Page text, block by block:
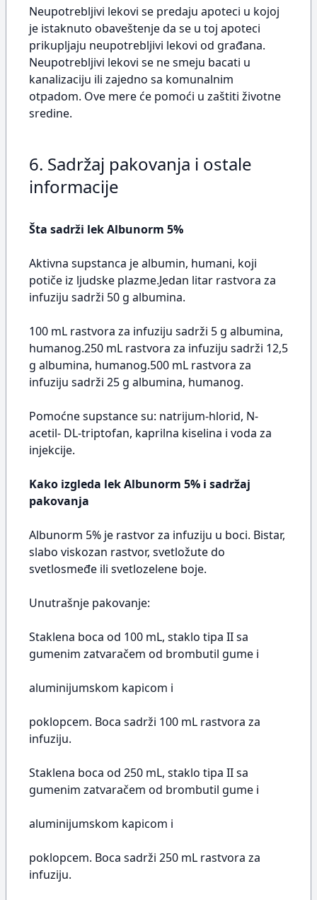
Neupotrebljivi lekovi se predaju apoteci u kojoj
je istaknuto obaveštenje da se u toj apoteci
prikupljaju neupotrebljivi lekovi od građana.
Neupotrebljivi lekovi se ne smeju bacati u
kanalizaciju ili zajedno sa komunalnim
otpadom. Ove mere će pomoći u zaštiti životne
sredine.
6. Sadržaj pakovanja i ostale
informacije
Šta sadrži lek Albunorm 5%
Aktivna supstanca je albumin, humani, koji
potiče iz ljudske plazme.Jedan litar rastvora za
infuziju sadrži 50 g albumina.
100 mL rastvora za infuziju sadrži 5 g albumina,
humanog.250 mL rastvora za infuziju sadrži 12,5
g albumina, humanog.500 mL rastvora za
infuziju sadrži 25 g albumina, humanog.
Pomoćne supstance su: natrijum-hlorid, N-
acetil- DL-triptofan, kaprilna kiselina i voda za
injekcije.
Kako izgleda lek Albunorm 5% i sadržaj
pakovanja
Albunorm 5% je rastvor za infuziju u boci. Bistar,
slabo viskozan rastvor, svetložute do
svetlosmeđe ili svetlozelene boje.
Unutrašnje pakovanje:
Staklena boca od 100 mL, staklo tipa II sa
gumenim zatvaračem od brombutil gume i
aluminijumskom kapicom i
poklopcem. Boca sadrži 100 mL rastvora za
infuziju.
Staklena boca od 250 mL, staklo tipa II sa
gumenim zatvaračem od brombutil gume i
aluminijumskom kapicom i
poklopcem. Boca sadrži 250 mL rastvora za
infuziju.